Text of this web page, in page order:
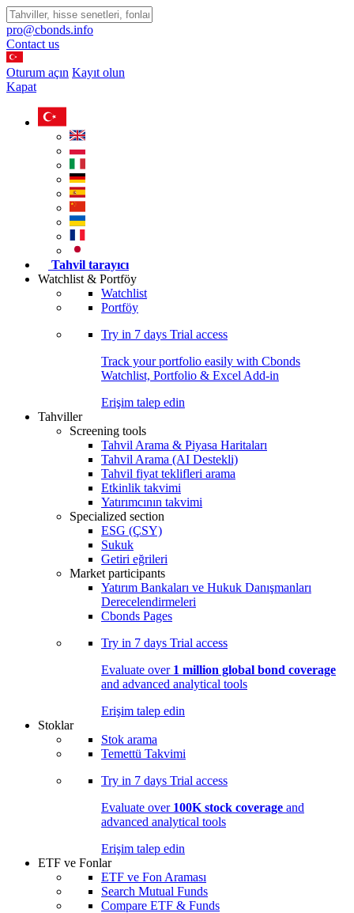
pro@cbonds.info
Contact us
Oturum açın Kayıt olun
Kapat
Tahvil tarayıcı
Watchlist & Portföy
Watchlist
Portföy
Try in 7 days Trial access
Track your portfolio easily with Cbonds
Watchlist, Portfolio & Excel Add-in
Erişim talep edin
Tahviller
Screening tools
Tahvil Arama & Piyasa Haritaları
Tahvil Arama (AI Destekli)
Tahvil fiyat teklifleri arama
Etkinlik takvimi
Yatırımcının takvimi
Specialized section
ESG (ÇSY)
Sukuk
Getiri eğrileri
Market participants
Yatırım Bankaları ve Hukuk Danışmanları
Derecelendirmeleri
Cbonds Pages
Try in 7 days Trial access
Evaluate over 1 million global bond coverage
and advanced analytical tools
Erişim talep edin
Stoklar
Stok arama
Temettü Takvimi
Try in 7 days Trial access
Evaluate over 100K stock coverage and
advanced analytical tools
Erişim talep edin
ETF ve Fonlar
ETF ve Fon Araması
Search Mutual Funds
Compare ETF & Funds